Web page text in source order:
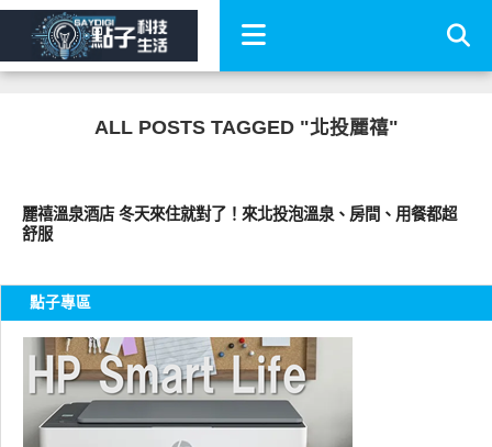
ALL POSTS TAGGED "北投麗禧"
麗禧溫泉酒店 冬天來住就對了！來北投泡溫泉、房間、用餐都超
舒服
點子專區